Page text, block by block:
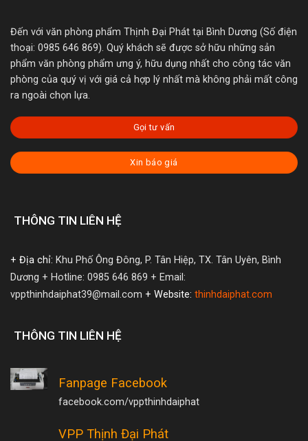
Đến với văn phòng phẩm Thịnh Đại Phát tại Bình Dương (Số điện
thoại: 0985 646 869). Quý khách sẽ được sở hữu những sản
phẩm văn phòng phẩm ưng ý, hữu dụng nhất cho công tác văn
phòng của quý vị với giá cả hợp lý nhất mà không phải mất công
ra ngoài chọn lựa.
Gọi tư vấn
Xin báo giá
THÔNG TIN LIÊN HỆ
+ Địa chỉ: Khu Phố Ông Đông, P. Tân Hiệp, TX. Tân Uyên, Bình
Dương + Hotline: 0985 646 869 + Email:
vppthinhdaiphat39@mail.com + Website: thinhdaiphat.com
THÔNG TIN LIÊN HỆ
Fanpage Facebook
facebook.com/vppthinhdaiphat
VPP Thịnh Đại Phát